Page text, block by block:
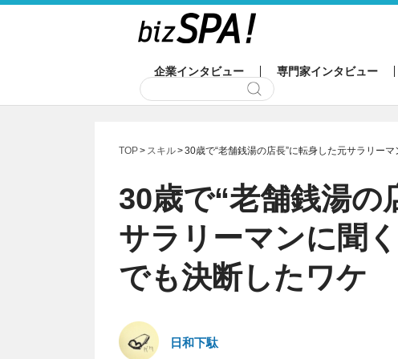
企業インタビュー 専門家インタビュー
TOP スキル 30歳で“老舗銭湯の店長”に転身した元サラリー
30歳で“老舗銭湯の
サラリーマンに聞
でも決断したワケ
日和下駄